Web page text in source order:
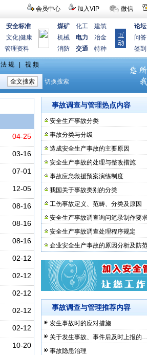
会员中心 加入VIP 微信
安全标准
文化 健康
管理资料
煤矿 化工
建筑
机械
电力
冶金
消防
交通 特种
论坛
问答
签到
04-25
03-16
07-01
12-05
08-16
08-16
08-16
02-12
02-12
02-12
02-12
02-12
10-20
事故调查与管理热点内容
安全生产事故分类
事故分类与分级
造成安全生产事故的主要原因
安全生产事故的处理与整改措施
事故应急救援预案演练制度
我国关于事故类别的分类
工伤事故定义、范畴、分类及原因
安全生产事故调查询问笔录制作要
安全生产事故调查处理程序规定
企业安全生产事故的原因分析及防
事故调查与管理推荐内容
发生事故时的应对措施
关于发生事故、事件后及时上报的…
事故隐患治理